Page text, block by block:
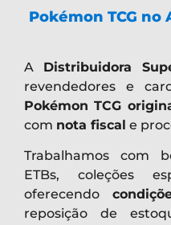
Pokémon TCG no
A Distribuidora
revendedores e
Pokémon TCG
com nota fiscal e
Trabalhamos com
ETBs, coleções
oferecendo
reposição de